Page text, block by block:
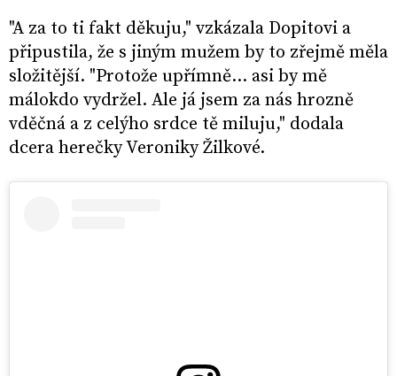
"A za to ti fakt děkuju," vzkázala Dopitovi a
připustila, že s jiným mužem by to zřejmě měla
složitější. "Protože upřímně… asi by mě
málokdo vydržel. Ale já jsem za nás hrozně
vděčná a z celýho srdce tě miluju," dodala
dcera herečky Veroniky Žilkové.